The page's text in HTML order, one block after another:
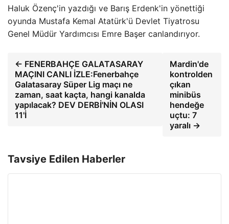
Haluk Özenç'in yazdığı ve Barış Erdenk'in yönettiği
oyunda Mustafa Kemal Atatürk'ü Devlet Tiyatrosu
Genel Müdür Yardımcısı Emre Başer canlandırıyor.
← FENERBAHÇE GALATASARAY
MAÇINI CANLI İZLE:Fenerbahçe
Galatasaray Süper Lig maçı ne
zaman, saat kaçta, hangi kanalda
yapılacak? DEV DERBİ'NİN OLASI
11'İ
Mardin'de
kontrolden
çıkan
minibüs
hendeğe
uçtu: 7
yaralı →
Tavsiye Edilen Haberler